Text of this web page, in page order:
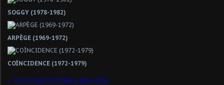
SOGGY (1978-1982)
ARPÈGE (1969-1972)
COÏNCIDENCE (1972-1979)
TAC POUM SYSTEME (1968-1976)